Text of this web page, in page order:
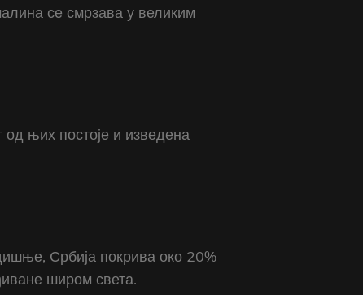
се смрзава у великим
њих постоје и изведена
Србија покрива око 20%
широм света.